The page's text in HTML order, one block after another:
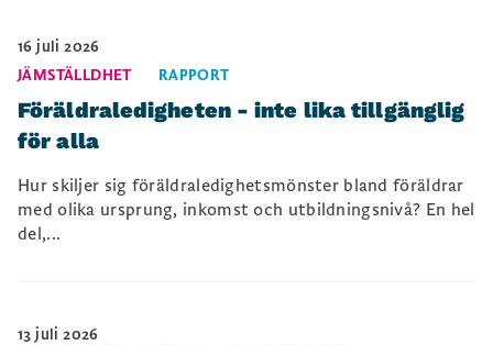
16 juli 2026
JÄMSTÄLLDHET
RAPPORT
Föräldraledigheten - inte lika tillgänglig
för alla
Hur skiljer sig föräldraledighetsmönster bland föräldrar
med olika ursprung, inkomst och utbildningsnivå? En hel
del,...
13 juli 2026